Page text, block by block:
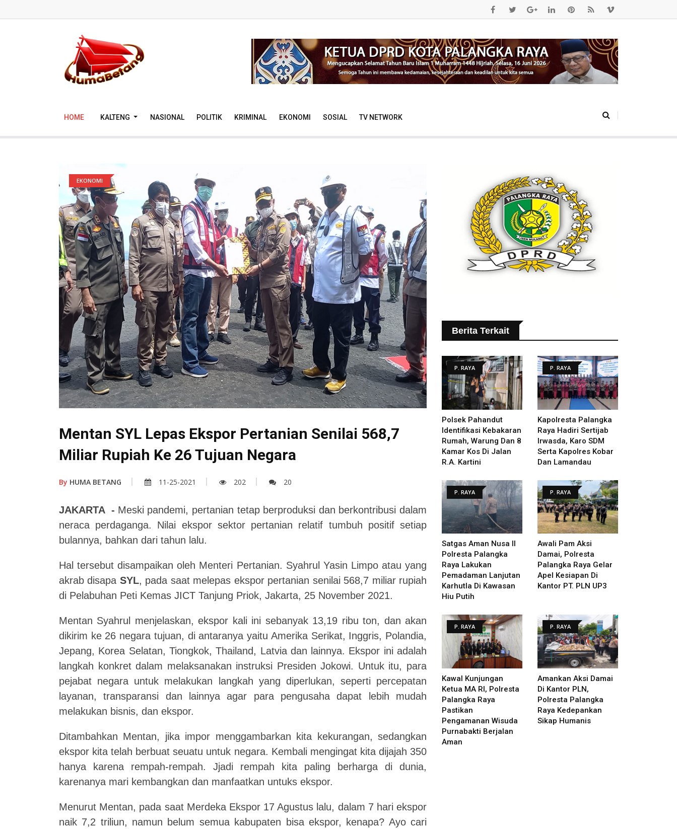
HOME KALTENG NASIONAL POLITIK KRIMINAL EKONOMI SOSIAL TV NETWORK
EKONOMI
Mentan SYL Lepas Ekspor Pertanian Senilai 568,7
Miliar Rupiah Ke 26 Tujuan Negara
By HUMA BETANG 11-25-2021 202 20
JAKARTA - Meski pandemi, pertanian tetap berproduksi dan berkontribusi dalam
neraca perdaganga. Nilai ekspor sektor pertanian relatif tumbuh positif setiap
bulannya, bahkan dari tahun lalu.
Hal tersebut disampaikan oleh Menteri Pertanian. Syahrul Yasin Limpo atau yang
akrab disapa SYL, pada saat melepas ekspor pertanian senilai 568,7 miliar rupiah
di Pelabuhan Peti Kemas JICT Tanjung Priok, Jakarta, 25 November 2021.
Mentan Syahrul menjelaskan, ekspor kali ini sebanyak 13,19 ribu ton, dan akan
dikirim ke 26 negara tujuan, di antaranya yaitu Amerika Serikat, Inggris, Polandia,
Jepang, Korea Selatan, Tiongkok, Thailand, Latvia dan lainnya. Ekspor ini adalah
langkah konkret dalam melaksanakan instruksi Presiden Jokowi. Untuk itu, para
pejabat negara untuk melakukan langkah yang diperlukan, seperti percepatan
layanan, transparansi dan lainnya agar para pengusaha dapat lebih mudah
melakukan bisnis, dan ekspor.
Ditambahkan Mentan, jika impor menggambarkan kita kekurangan, sedangkan
ekspor kita telah berbuat seuatu untuk negara. Kembali mengingat kita dijajah 350
hanya karena rempah-rempah. Jjadi rempah kita paling berharga di dunia,
karenanya mari kembangkan dan manfaatkan untuks ekspor.
Menurut Mentan, pada saat Merdeka Ekspor 17 Agustus lalu, dalam 7 hari ekspor
naik 7,2 triliun, namun belum semua kabupaten bisa ekspor, kenapa? Ayo cari
Berita Terkait
P. RAYA
Polsek Pahandut
Identifikasi Kebakaran
Rumah, Warung Dan 8
Kamar Kos Di Jalan
R.A. Kartini
P. RAYA
Kapolresta Palangka
Raya Hadiri Sertijab
Irwasda, Karo SDM
Serta Kapolres Kobar
Dan Lamandau
P. RAYA
Satgas Aman Nusa II
Polresta Palangka
Raya Lakukan
Pemadaman Lanjutan
Karhutla Di Kawasan
Hiu Putih
P. RAYA
Awali Pam Aksi
Damai, Polresta
Palangka Raya Gelar
Apel Kesiapan Di
Kantor PT. PLN UP3
P. RAYA
Kawal Kunjungan
Ketua MA RI, Polresta
Palangka Raya
Pastikan
Pengamanan Wisuda
Purnabakti Berjalan
Aman
P. RAYA
Amankan Aksi Damai
Di Kantor PLN,
Polresta Palangka
Raya Kedepankan
Sikap Humanis